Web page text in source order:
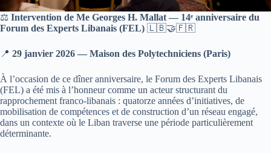
⚖️ Intervention de Me Georges H. Mallat — 14ᵉ anniversaire du
Forum des Experts Libanais (FEL) 🇱🇧🤝🇫🇷
📍 29 janvier 2026 — Maison des Polytechniciens (Paris)
À l’occasion de ce dîner anniversaire, le Forum des Experts Libanais
(FEL) a été mis à l’honneur comme un acteur structurant du
rapprochement franco-libanais : quatorze années d’initiatives, de
mobilisation de compétences et de construction d’un réseau engagé,
dans un contexte où le Liban traverse une période particulièrement
déterminante.